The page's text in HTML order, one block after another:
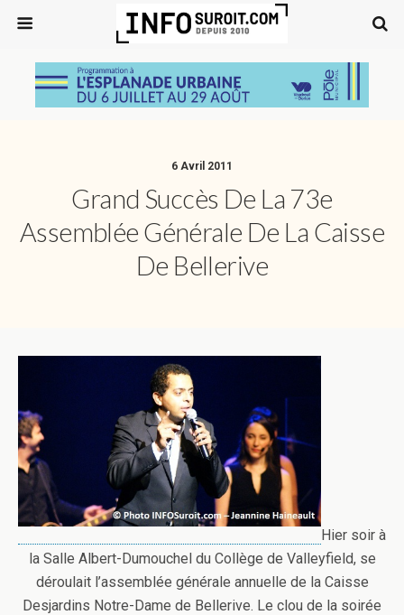
6 Avril 2011
Grand Succès De La 73e
Assemblée Générale De La Caisse
De Bellerive
Hier soir à
la Salle Albert-Dumouchel du Collège de Valleyfield, se
déroulait l’assemblée générale annuelle de la Caisse
Desjardins Notre-Dame de Bellerive. Le clou de la soirée